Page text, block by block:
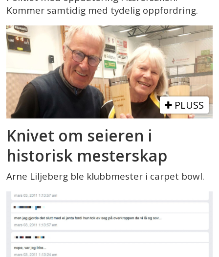
Kommer samtidig med tydelig oppfordring.
PLUSS
Knivet om seieren i
historisk mesterskap
Arne Liljeberg ble klubbmester i carpet bowl.